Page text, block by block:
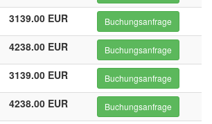
3139.00 EUR Buchungsanfrage
4238.00 EUR Buchungsanfrage
3139.00 EUR Buchungsanfrage
4238.00 EUR Buchungsanfrage